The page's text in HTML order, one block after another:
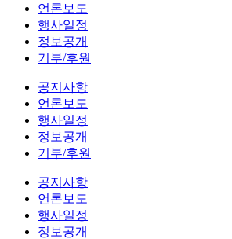
언론보도
행사일정
정보공개
기부/후원
공지사항
언론보도
행사일정
정보공개
기부/후원
공지사항
언론보도
행사일정
정보공개